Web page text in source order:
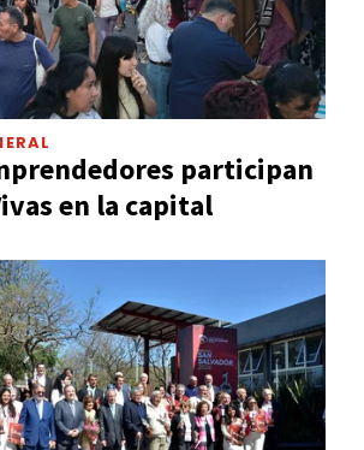
participan
en la capital